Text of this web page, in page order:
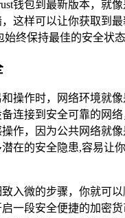
钱包到最新版本，就
这样可以让你获取到
始终保持最佳的安全状
操作时，网络环境就
连接到安全可靠的网
作，因为公共网络就
在的安全隐患,容易让
入微的步骤，你就可
一段安全便捷的加密